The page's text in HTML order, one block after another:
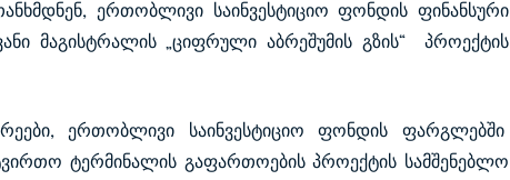
ერთობლივი საინვესტიციო ფონდის ფინანსური
მაგისტრალის „ციფრული აბრეშუმის გზის“ პროექტის
ერთობლივი საინვესტიციო ფონდის ფარგლებში
ტერმინალის გაფართოების პროექტის სამშენებლო